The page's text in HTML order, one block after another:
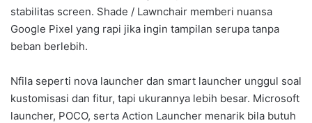
stabilitas screen. Shade / Lawnchair memberi nuansa
Google Pixel yang rapi jika ingin tampilan serupa tanpa
beban berlebih.
Nfila seperti nova launcher dan smart launcher unggul soal
kustomisasi dan fitur, tapi ukurannya lebih besar. Microsoft
launcher, POCO, serta Action Launcher menarik bila butuh